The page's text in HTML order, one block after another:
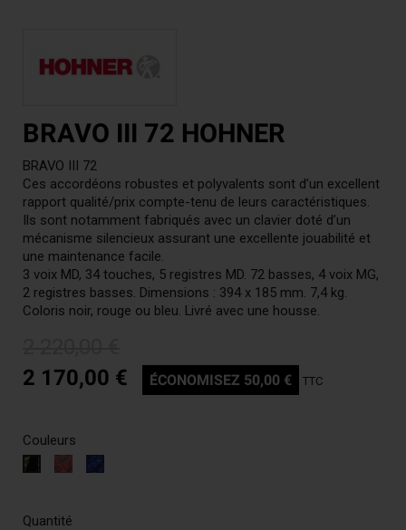
BRAVO III 72 HOHNER
BRAVO III 72
Ces accordéons robustes et polyvalents sont d’un excellent
rapport qualité/prix compte-tenu de leurs caractéristiques.
Ils sont notamment fabriqués avec un clavier doté d’un
mécanisme silencieux assurant une excellente jouabilité et
une maintenance facile.
3 voix MD, 34 touches, 5 registres MD. 72 basses, 4 voix MG,
2 registres basses. Dimensions : 394 x 185 mm. 7,4 kg.
Coloris noir, rouge ou bleu. Livré avec une housse.
2 170,00 €
ÉCONOMISEZ 50,00 € TTC
Couleurs
Noir
Rouge
Quantité